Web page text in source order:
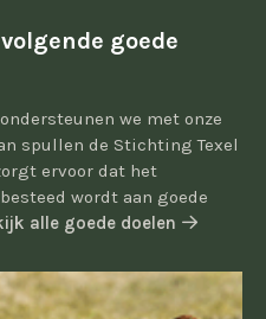
goede
we met onze
spullen de Stichting Texel
ervoor dat het
wordt aan goede
alle goede doelen